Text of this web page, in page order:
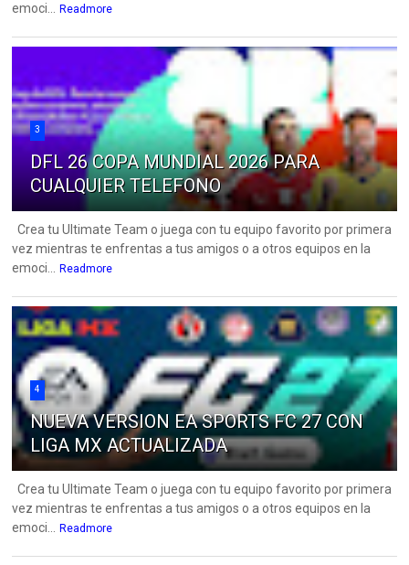
emoci...
Readmore
3
DFL 26 COPA MUNDIAL 2026 PARA
CUALQUIER TELEFONO
Crea tu Ultimate Team o juega con tu equipo favorito por primera
vez mientras te enfrentas a tus amigos o a otros equipos en la
emoci...
Readmore
4
NUEVA VERSION EA SPORTS FC 27 CON
LIGA MX ACTUALIZADA
Crea tu Ultimate Team o juega con tu equipo favorito por primera
vez mientras te enfrentas a tus amigos o a otros equipos en la
emoci...
Readmore